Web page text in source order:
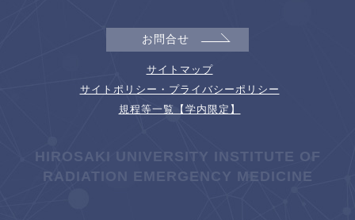
お問合せ
サイトマップ
サイトポリシー・プライバシーポリシー
規程等一覧【学内限定】
HIROSAKI UNIVERSITY INSTITUTE OF
RADIATION EMERGENCY MEDICINE